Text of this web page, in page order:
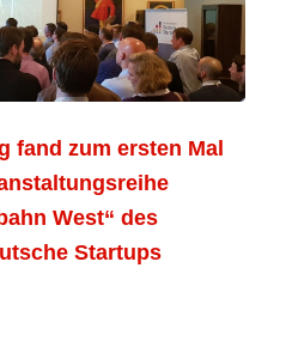
fand zum ersten Mal
West“ des
Startups